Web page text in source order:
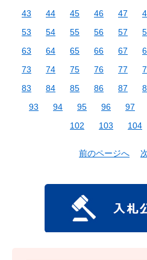
43
44 45 46 47
53
54 55 56 57
63
64 65 66 67
73
74 75 76 77
83
84 85 86 87
93
94 95 96 97
102
103 104
前のページへ